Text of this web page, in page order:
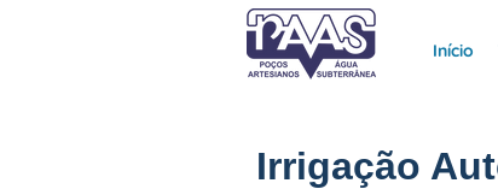
Início
Irrigação